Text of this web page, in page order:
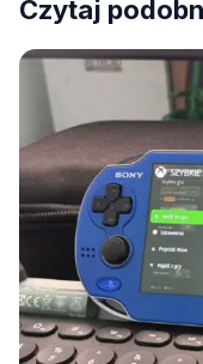
Czytaj